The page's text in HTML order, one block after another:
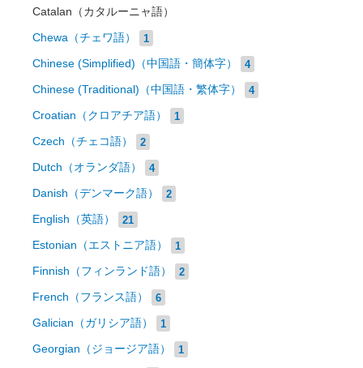
Catalan（カタルーニャ語）
Chewa（チェワ語） 1
Chinese (Simplified)（中国語・簡体字） 4
Chinese (Traditional)（中国語・繁体字） 4
Croatian（クロアチア語） 1
Czech（チェコ語） 2
Dutch（オランダ語） 4
Danish（デンマーク語） 2
English（英語） 21
Estonian（エストニア語） 1
Finnish（フィンランド語） 2
French（フランス語） 6
Galician（ガリシア語） 1
Georgian（ジョージア語） 1